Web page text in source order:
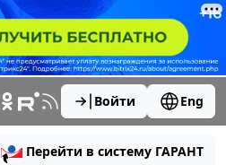
Войти Eng
Перейти в систему ГАРАНТ